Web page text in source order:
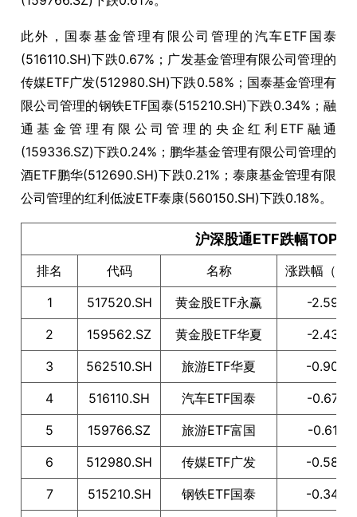
此外，国泰基金管理有限公司管理的汽车ETF国泰
(516110.SH)下跌0.67%；广发基金管理有限公司管理的
传媒ETF广发(512980.SH)下跌0.58%；国泰基金管理有
限公司管理的钢铁ETF国泰(515210.SH)下跌0.34%；融
通基金管理有限公司管理的央企红利ETF融通
(159336.SZ)下跌0.24%；鹏华基金管理有限公司管理的
酒ETF鹏华(512690.SH)下跌0.21%；泰康基金管理有限
公司管理的红利低波ETF泰康(560150.SH)下跌0.18%。
沪深股通ETF跌幅TOP10
排名 代码 名称
涨跌幅（%
1
517520.SH 黄金股ETF永赢
-2.59
2
159562.SZ 黄金股ETF华夏
-2.43
3
562510.SH 旅游ETF华夏
-0.90
4
516110.SH 汽车ETF国泰
-0.67
5
159766.SZ 旅游ETF富国
-0.61
6
512980.SH 传媒ETF广发
-0.58
7
515210.SH 钢铁ETF国泰
-0.34